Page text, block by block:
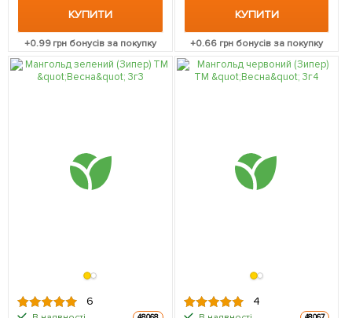
КУПИТИ
+0.99грн бонусів за покупку
КУПИТИ
+0.66 грн бонусів за покупку
6 4